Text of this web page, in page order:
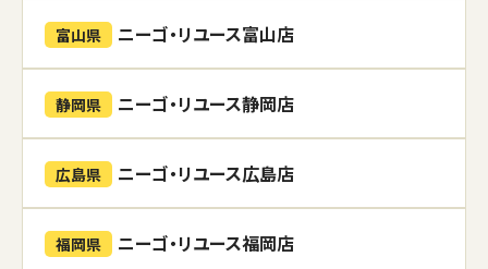
富山県 ニーゴ・リユース富山店
静岡県 ニーゴ・リユース静岡店
広島県 ニーゴ・リユース広島店
福岡県 ニーゴ・リユース福岡店